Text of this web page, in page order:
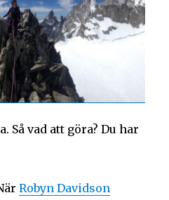
Så vad att göra? Du har
Robyn Davidson